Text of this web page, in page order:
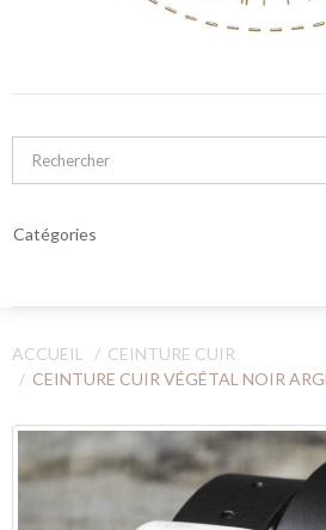
Catégories
ACCUEIL
CEINTURE CUIR
CEINTURE CUIR VÉGÉTAL NOIR